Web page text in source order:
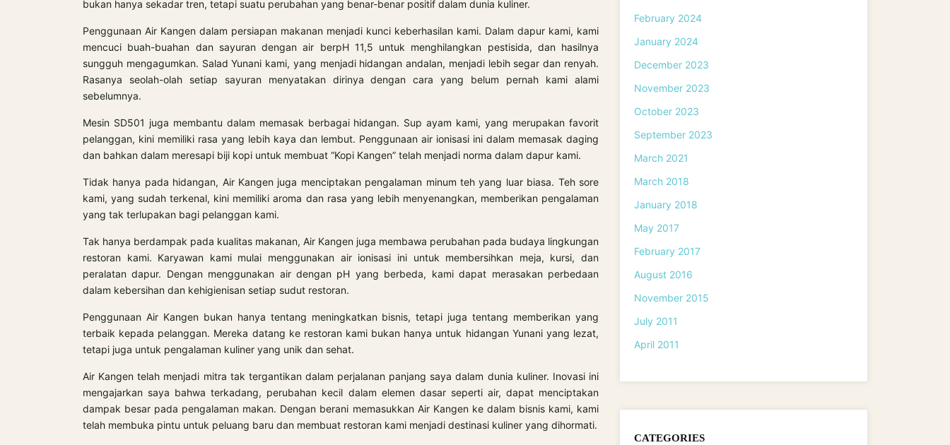
bukan hanya sekadar tren, tetapi suatu perubahan yang benar-benar positif dalam dunia kuliner.
Penggunaan Air Kangen dalam persiapan makanan menjadi kunci keberhasilan kami. Dalam dapur kami, kami
mencuci buah-buahan dan sayuran dengan air berpH 11,5 untuk menghilangkan pestisida, dan hasilnya
sungguh mengagumkan. Salad Yunani kami, yang menjadi hidangan andalan, menjadi lebih segar dan renyah.
Rasanya seolah-olah setiap sayuran menyatakan dirinya dengan cara yang belum pernah kami alami
sebelumnya.
Mesin SD501 juga membantu dalam memasak berbagai hidangan. Sup ayam kami, yang merupakan favorit
pelanggan, kini memiliki rasa yang lebih kaya dan lembut. Penggunaan air ionisasi ini dalam memasak daging
dan bahkan dalam meresapi biji kopi untuk membuat “Kopi Kangen” telah menjadi norma dalam dapur kami.
Tidak hanya pada hidangan, Air Kangen juga menciptakan pengalaman minum teh yang luar biasa. Teh sore
kami, yang sudah terkenal, kini memiliki aroma dan rasa yang lebih menyenangkan, memberikan pengalaman
yang tak terlupakan bagi pelanggan kami.
Tak hanya berdampak pada kualitas makanan, Air Kangen juga membawa perubahan pada budaya lingkungan
restoran kami. Karyawan kami mulai menggunakan air ionisasi ini untuk membersihkan meja, kursi, dan
peralatan dapur. Dengan menggunakan air dengan pH yang berbeda, kami dapat merasakan perbedaan
dalam kebersihan dan kehigienisan setiap sudut restoran.
Penggunaan Air Kangen bukan hanya tentang meningkatkan bisnis, tetapi juga tentang memberikan yang
terbaik kepada pelanggan. Mereka datang ke restoran kami bukan hanya untuk hidangan Yunani yang lezat,
tetapi juga untuk pengalaman kuliner yang unik dan sehat.
Air Kangen telah menjadi mitra tak tergantikan dalam perjalanan panjang saya dalam dunia kuliner. Inovasi ini
mengajarkan saya bahwa terkadang, perubahan kecil dalam elemen dasar seperti air, dapat menciptakan
dampak besar pada pengalaman makan. Dengan berani memasukkan Air Kangen ke dalam bisnis kami, kami
telah membuka pintu untuk peluang baru dan membuat restoran kami menjadi destinasi kuliner yang dihormati.
February 2024
January 2024
December 2023
November 2023
October 2023
September 2023
March 2021
March 2018
January 2018
May 2017
February 2017
August 2016
November 2015
July 2011
April 2011
CATEGORIES